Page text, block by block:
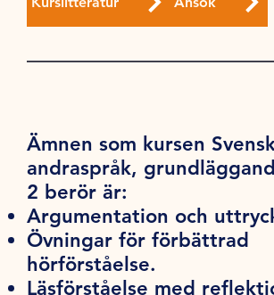
Ämnen som kursen
andraspråk,
2 berör är:
Argumentation och
Övningar för förbättrad
hörförståelse.
Läsförståelse med